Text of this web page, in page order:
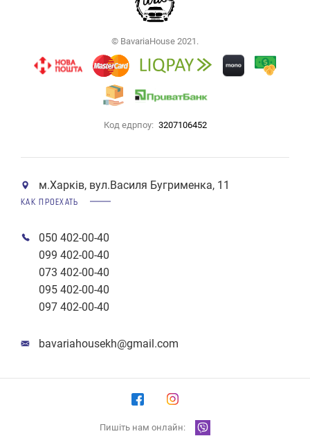
© BavariaHouse 2021.
Код едрпоу: 3207106452
м.Харків, вул.Василя Бугрименка, 11
КАК ПРОЕХАТЬ
050 402-00-40
099 402-00-40
073 402-00-40
095 402-00-40
097 402-00-40
bavariahousekh@gmail.com
Пишіть нам онлайн: